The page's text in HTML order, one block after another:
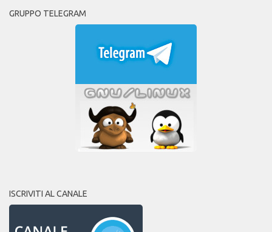
GRUPPO TELEGRAM
ISCRIVITI AL CANALE